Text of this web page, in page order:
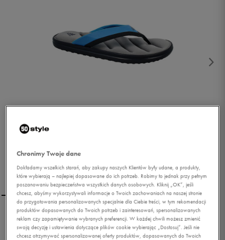
ADIDAS ZEITFREI THONG
Chronimy Twoje dane
Dokładamy wszelkich starań, aby zakupy naszych Klientów były udane, a produkty,
które wybierają – najlepiej dopasowane do ich potrzeb. Robimy to jednak przy pełnym
poszanowaniu bezpieczeństwa wszystkich danych osobowych. Kliknij „OK”, jeśli
chcesz, abyśmy wykorzystywali informacje o Twoich zachowaniach na naszej stronie
do przygotowania personalizowanych specjalnie dla Ciebie treści, w tym rekomendacji
produktów dopasowanych do Twoich potrzeb i zainteresowań, spersonalizowanych
reklam czy zapamiętywanie wybranych preferencji. W każdej chwili możesz zmienić
swoją decyzję i ustawienia dotyczące plików cookie wybierając „Dostosuj”. Jeśli nie
chcesz otrzymywać spersonalizowanej oferty produktów, dopasowanych do Twoich